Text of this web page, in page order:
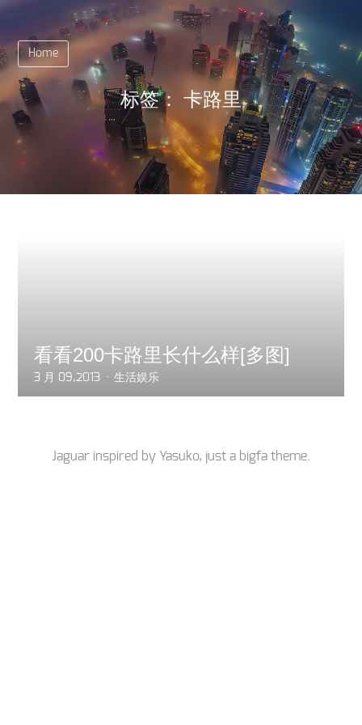
Home
标签： 卡路里
看看200卡路里长什么样[多图]
3 月 09,2013 生活娱乐
Jaguar inspired by Yasuko, just a bigfa theme.